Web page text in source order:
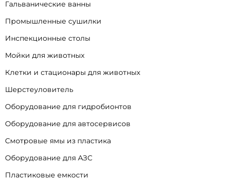
Гальванические ванны
Промышленные сушилки
Инспекционные столы
Мойки для животных
Клетки и стационары для животных
Шерстеуловитель
Оборудование для гидробионтов
Оборудование для автосервисов
Смотровые ямы из пластика
Оборудование для АЗС
Пластиковые емкости